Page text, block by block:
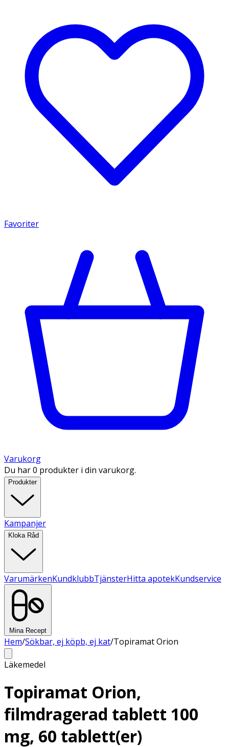
Favoriter
Varukorg
Du har 0 produkter i din varukorg.
Produkter
Kampanjer
Kloka Råd
VarumärkenKundklubbTjänsterHitta apotekKundservice
Mina Recept
Hem/Sökbar, ej köpb, ej kat/Topiramat Orion
Läkemedel
Topiramat Orion,
filmdragerad tablett 100
mg, 60 tablett(er)